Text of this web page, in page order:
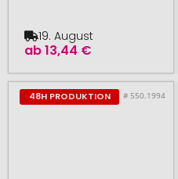
ab13,44 €
19. August
48H PRODUKTION # 550.1994